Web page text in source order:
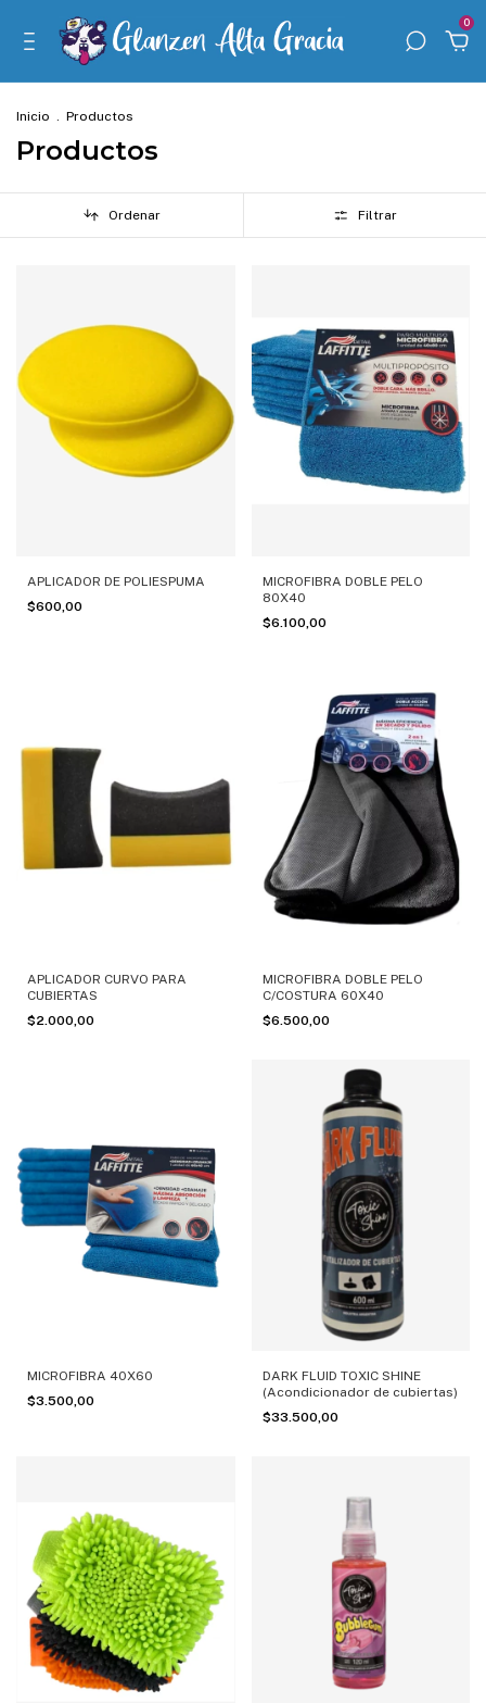
0
Inicio . Productos
Productos
Ordenar Filtrar
APLICADOR DE POLIESPUMA
$600,00
MICROFIBRA DOBLE PELO
80X40
$6.100,00
APLICADOR CURVO PARA
CUBIERTAS
$2.000,00
MICROFIBRA DOBLE PELO
C/COSTURA 60X40
$6.500,00
MICROFIBRA 40X60
$3.500,00
DARK FLUID TOXIC SHINE
(Acondicionador de cubiertas)
$33.500,00